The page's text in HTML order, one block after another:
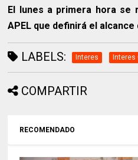
El lunes a primera hora se
APEL que definirá el
LABELS: Interes Interes
COMPARTIR
RECOMENDADO